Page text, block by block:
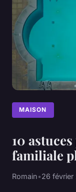
MAISON
10
familiale
Romain•26 février